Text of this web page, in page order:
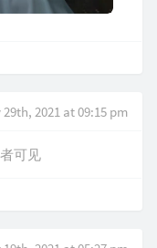
2021 at 09:15 pm
可见